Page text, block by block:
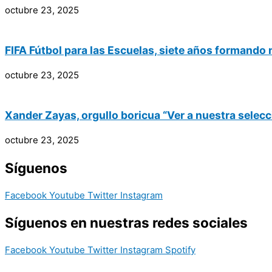
octubre 23, 2025
FIFA Fútbol para las Escuelas, siete años formando
octubre 23, 2025
Xander Zayas, orgullo boricua “Ver a nuestra
octubre 23, 2025
Síguenos
Facebook Youtube Twitter Instagram
Síguenos en nuestras redes sociales
Facebook Youtube Twitter Instagram Spotify